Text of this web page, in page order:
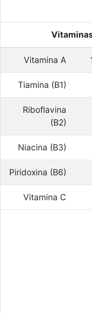
Vitamina A
Tiamina (B1)
Riboflavina
(B2)
Niacina (B3)
Piridoxina (B6)
Vitamina C